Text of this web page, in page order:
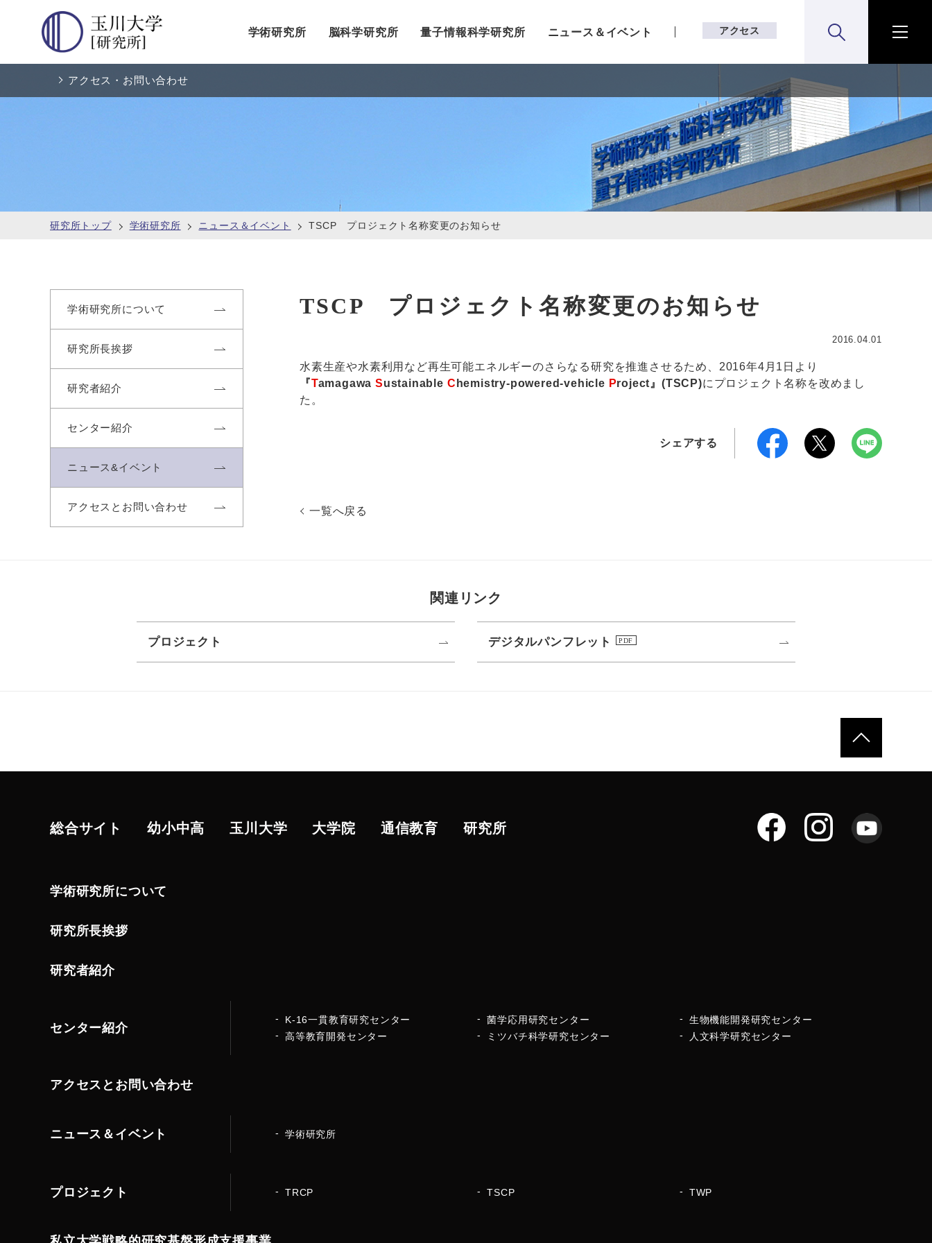
学術研究所 脳科学研究所 量子情報科学研究所 ニュース＆イベント アクセス
検索:開く メニ
アクセス・お問い合わせ
研究所トップ 学術研究所 ニュース＆イベント TSCP プロジェクト名称変更のお知らせ
TSCP プロジェクト名称変更のお知らせ
2016.04.01
水素生産や水素利用など再生可能エネルギーのさらなる研究を推進させるため、2016年4月1日より
『TamagawaSustainable C hemistry-powered-vehicle Project』(TSCP)にプロジェクト名称を改めまし
た。
シェアする
一覧へ戻る
関連リンク
プロジェクト デジタルパンフレット
学術研究所について
研究所長挨拶
研究者紹介
センター紹介
ニュース&イベント
アクセスとお問い合わせ
総合サイト 幼小中高 玉川大学 大学院 通信教育 研究所
学術研究所について
研究所長挨拶
研究者紹介
センター紹介
K-16一貫教育研究センター 菌学応用研究センター
生物機能開発研究センター
高等教育開発センター
ミツバチ科学研究センター 人文科学研究センター
アクセスとお問い合わせ
ニュース＆イベント 学術研究所
プロジェクト TRCP TSCP TWP